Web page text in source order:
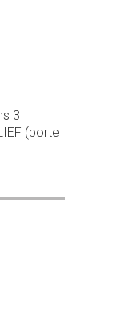
3
(porte